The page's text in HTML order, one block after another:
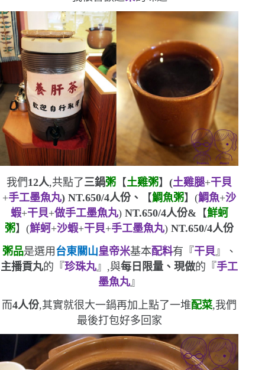
我們12人,共點了三鍋粥 【土雞粥】(土雞腿+干貝
+手工墨魚丸) NT.650/4人份、 【鯛魚粥】(鯛魚+沙
蝦+干貝+做手工墨魚丸) NT.650/4人份& 【鮮蚵
粥】(鮮蚵+沙蝦+干貝+手工墨魚丸)NT.650/4人份
粥品是選用 台東關山皇帝米基本配料有『干貝 』、
主播貢丸的『珍珠丸 』,與每日限量、現做的『手工
墨魚丸』
而4人份,其實就很大一鍋再加上點了一堆配菜,我們
最後打包好多回家